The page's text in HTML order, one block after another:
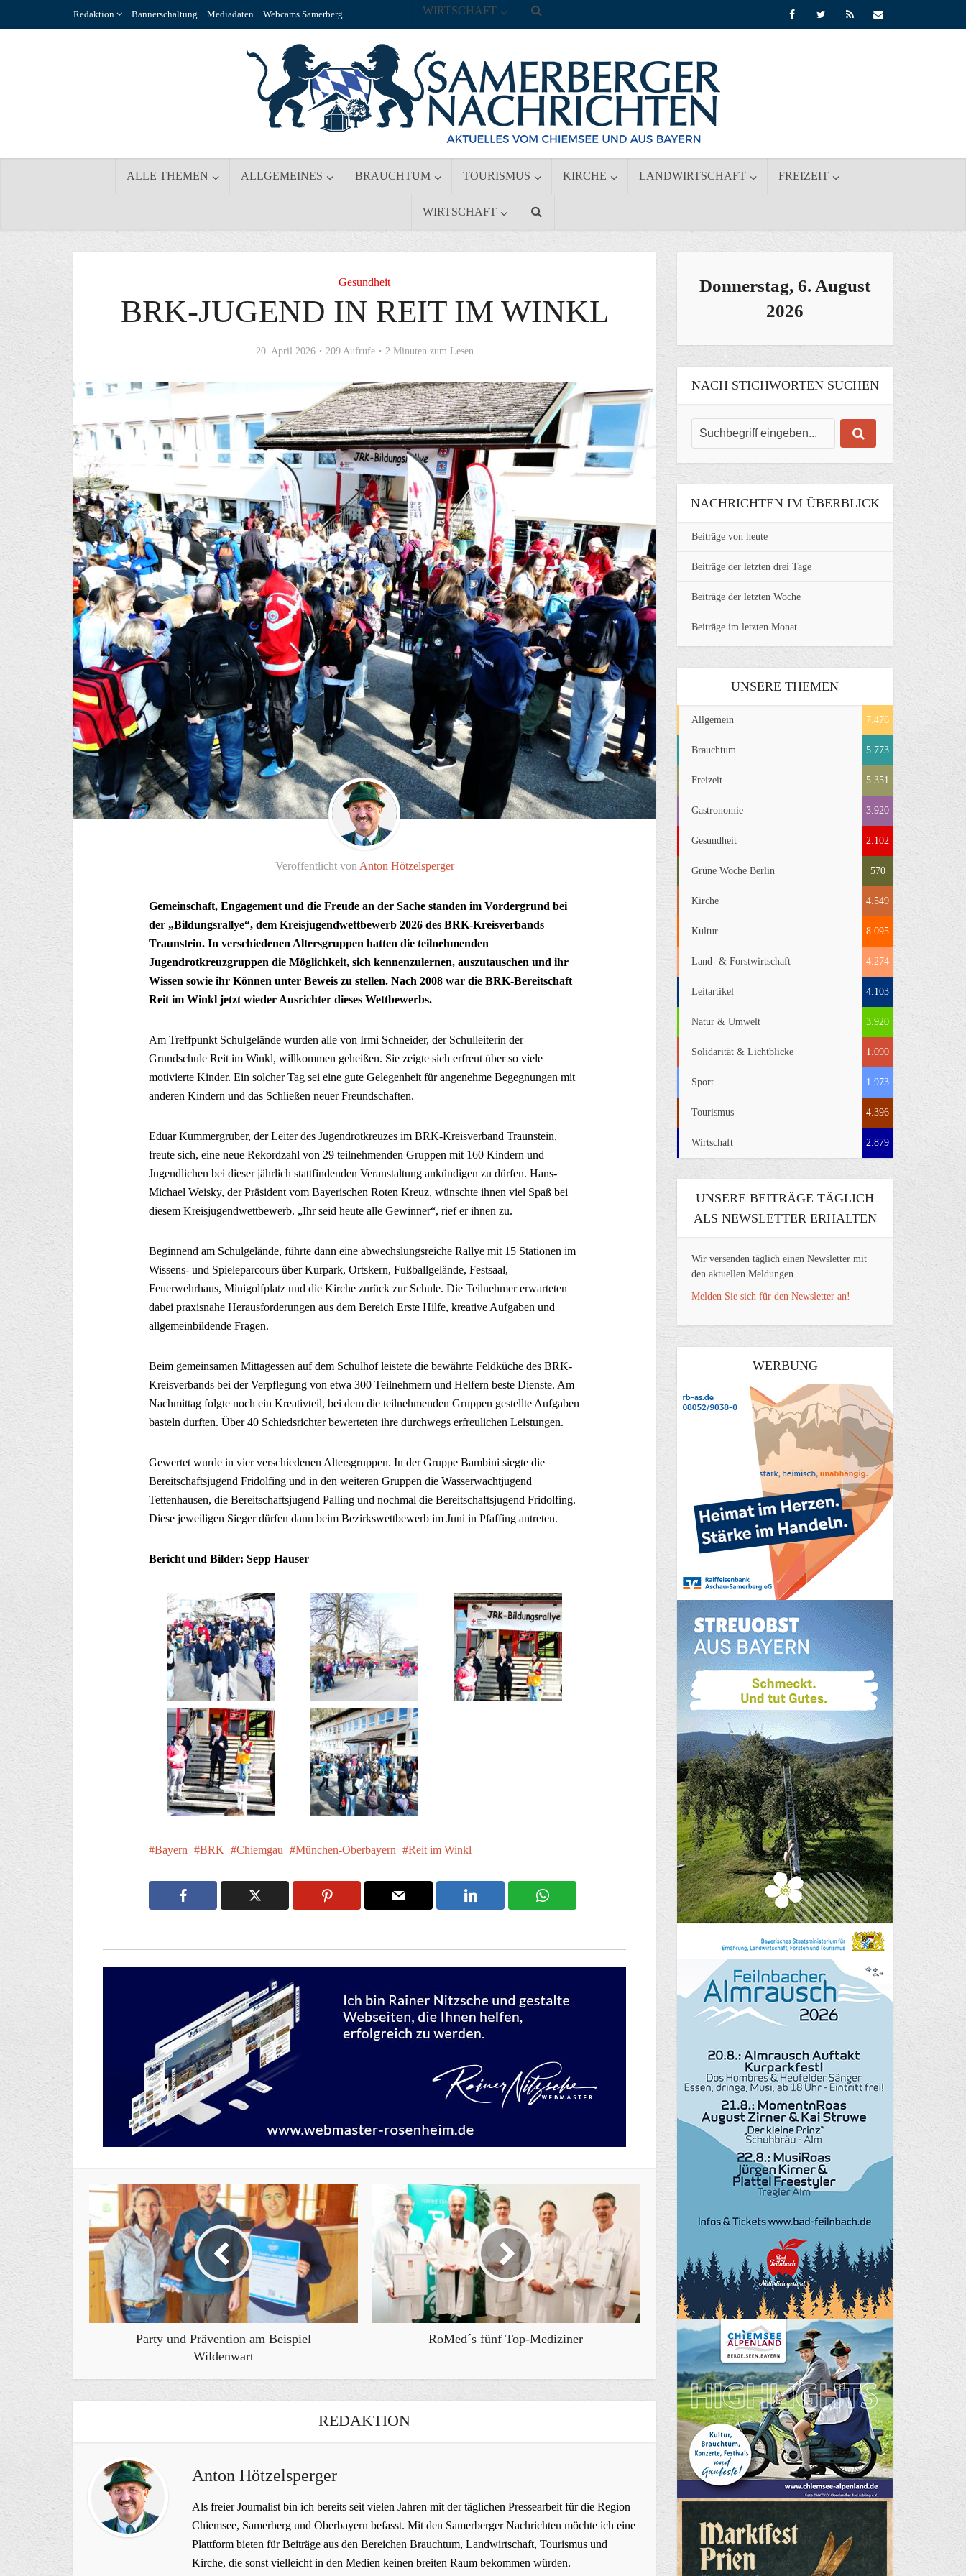
Redaktion Bannerschaltung Mediadaten Webcams Samerberg
ALLE THEMEN ALLGEMEINES BRAUCHTUM TOURISMUS KIRCHE LANDWIRTSCHAFT FREIZEIT
WIRTSCHAFT
WIRTSCHAFT
Gesundheit
BRK-JUGEND IN REIT IM WINKL
20. April 2026 209 Aufrufe 2 Minuten zum Lesen
Veröffentlicht von Anton Hötzelsperger
Gemeinschaft, Engagement und die Freude an der Sache standen im Vordergrund bei
der „Bildungsrallye“, dem Kreisjugendwettbewerb 2026 des BRK-Kreisverbands
Traunstein. In verschiedenen Altersgruppen hatten die teilnehmenden
Jugendrotkreuzgruppen die Möglichkeit, sich kennenzulernen, auszutauschen und ihr
Wissen sowie ihr Können unter Beweis zu stellen. Nach 2008 war die BRK-Bereitschaft
Reit im Winkl jetzt wieder Ausrichter dieses Wettbewerbs.
Am Treffpunkt Schulgelände wurden alle von Irmi Schneider, der Schulleiterin der
Grundschule Reit im Winkl, willkommen geheißen. Sie zeigte sich erfreut über so viele
motivierte Kinder. Ein solcher Tag sei eine gute Gelegenheit für angenehme Begegnungen mit
anderen Kindern und das Schließen neuer Freundschaften.
Eduar Kummergruber, der Leiter des Jugendrotkreuzes im BRK-Kreisverband Traunstein,
freute sich, eine neue Rekordzahl von 29 teilnehmenden Gruppen mit 160 Kindern und
Jugendlichen bei dieser jährlich stattfindenden Veranstaltung ankündigen zu dürfen. Hans-
Michael Weisky, der Präsident vom Bayerischen Roten Kreuz, wünschte ihnen viel Spaß bei
diesem Kreisjugendwettbewerb. „Ihr seid heute alle Gewinner“, rief er ihnen zu.
Beginnend am Schulgelände, führte dann eine abwechslungsreiche Rallye mit 15 Stationen im
Wissens- und Spieleparcours über Kurpark, Ortskern, Fußballgelände, Festsaal,
Feuerwehrhaus, Minigolfplatz und die Kirche zurück zur Schule. Die Teilnehmer erwarteten
dabei praxisnahe Herausforderungen aus dem Bereich Erste Hilfe, kreative Aufgaben und
allgemeinbildende Fragen.
Beim gemeinsamen Mittagessen auf dem Schulhof leistete die bewährte Feldküche des BRK-
Kreisverbands bei der Verpflegung von etwa 300 Teilnehmern und Helfern beste Dienste. Am
Nachmittag folgte noch ein Kreativteil, bei dem die teilnehmenden Gruppen gestellte Aufgaben
basteln durften. Über 40 Schiedsrichter bewerteten ihre durchwegs erfreulichen Leistungen.
Gewertet wurde in vier verschiedenen Altersgruppen. In der Gruppe Bambini siegte die
Bereitschaftsjugend Fridolfing und in den weiteren Gruppen die Wasserwachtjugend
Tettenhausen, die Bereitschaftsjugend Palling und nochmal die Bereitschaftsjugend Fridolfing.
Diese jeweiligen Sieger dürfen dann beim Bezirkswettbewerb im Juni in Pfaffing antreten.
Bericht und Bilder: Sepp Hauser
Bayern BRK Chiemgau München-Oberbayern Reit im Winkl
Party und Prävention am Beispiel
Wildenwart
RoMed´s fünf Top-Mediziner
REDAKTION
Anton Hötzelsperger
Als freier Journalist bin ich bereits seit vielen Jahren mit der täglichen Pressearbeit für die Region
Chiemsee, Samerberg und Oberbayern befasst. Mit den Samerberger Nachrichten möchte ich eine
Plattform bieten für Beiträge aus den Bereichen Brauchtum, Landwirtschaft, Tourismus und
Kirche, die sonst vielleicht in den Medien keinen breiten Raum bekommen würden.
Donnerstag, 6. August
2026
NACH STICHWORTEN SUCHEN
NACHRICHTEN IM ÜBERBLICK
Beiträge von heute
Beiträge der letzten drei Tage
Beiträge der letzten Woche
Beiträge im letzten Monat
UNSERE THEMEN
Allgemein 7.476
Brauchtum 5.773
Freizeit 5.351
Gastronomie 3.920
Gesundheit 2.102
Grüne Woche Berlin 570
Kirche 4.549
Kultur 8.095
Land- & Forstwirtschaft 4.274
Leitartikel 4.103
Natur & Umwelt 3.920
Solidarität & Lichtblicke 1.090
Sport 1.973
Tourismus 4.396
Wirtschaft 2.879
UNSERE BEITRÄGE TÄGLICH
ALS NEWSLETTER ERHALTEN
Wir versenden täglich einen Newsletter mit
den aktuellen Meldungen.
Melden Sie sich für den Newsletter an!
WERBUNG